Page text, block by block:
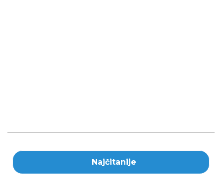
Najčitanije